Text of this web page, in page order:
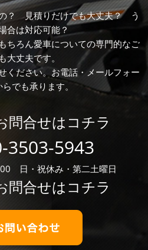
？ 見積りだけでも大丈夫？ う
合は対応可能？
ちろん愛車についての専門的なご
大丈夫です。
ください。お電話・メールフォー
でも承ります。
問合せはコチラ
3503-5943
日・祝休み・第二土曜日
問合せはコチラ